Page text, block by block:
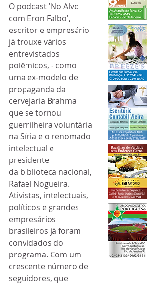
O podcast 'No Alvo
com Eron Falbo',
escritor e empresário
já trouxe vários
entrevistados
polêmicos, - como
uma ex-modelo de
propaganda da
cervejaria Brahma
que se tornou
guerrilheira voluntária
na Síria e o renomado
intelectual e
presidente
da biblioteca nacional,
Rafael Nogueira.
Ativistas, intelectuais,
políticos e grandes
empresários
brasileiros já foram
convidados do
programa. Com um
crescente número de
seguidores, que